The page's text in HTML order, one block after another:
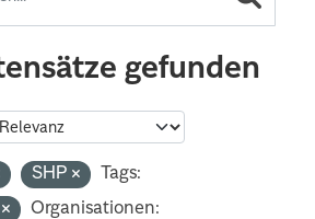
gefunden
SHP
Tags:
Organisationen: